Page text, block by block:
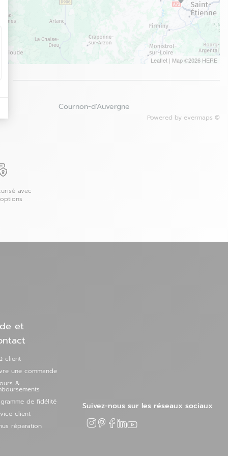
Leaflet| Map ©2026 HERE
Cournon-d'Auvergne
Powered by evermaps ©
avec
Suivez-nous sur les réseaux sociaux
et
client
une commande
&
de fidélité
client
réparation